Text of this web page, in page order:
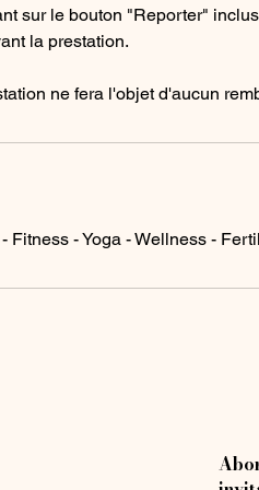
sur le bouton "Reporter"
la prestation.
ne fera l'objet d'aucun
Fitness - Yoga - Wellness -